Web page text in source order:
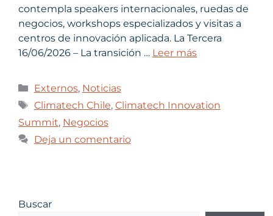
contempla speakers internacionales, ruedas de
negocios, workshops especializados y visitas a
centros de innovación aplicada. La Tercera
16/06/2026 – La transición … Leer más
Externos, Noticias
Climatech Chile, Climatech Innovation
Summit, Negocios
Deja un comentario
Buscar